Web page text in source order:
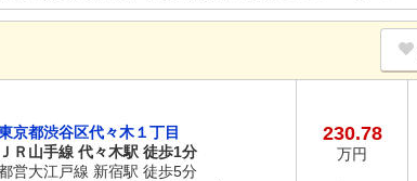
京都渋谷区代々木１丁目
ＪＲ山手線 代々木駅 徒歩1分
営大江戸線 新宿駅 徒歩5分
230.78
万円